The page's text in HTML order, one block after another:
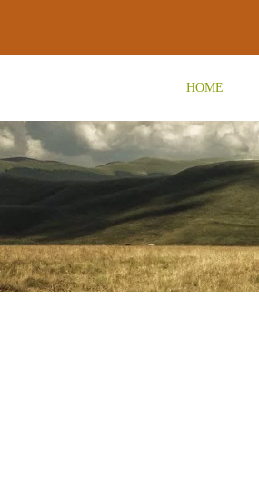
contenuto
HOME